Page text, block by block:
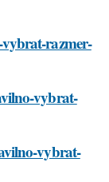
razmer-
vybrat-
vybrat-